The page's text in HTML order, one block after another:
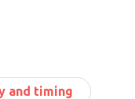
and timing